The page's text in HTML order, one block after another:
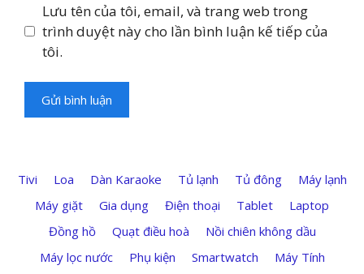
Lưu tên của tôi, email, và trang web trong
trình duyệt này cho lần bình luận kế tiếp của
tôi.
Tivi Loa Dàn Karaoke Tủ lạnh Tủ đông
Máy lạnh
Máy giặt
Gia dụng Điện thoại Tablet
Laptop
Đồng hồ
Quạt điều hoà
Nồi chiên không dầu
Máy lọc nước
Phụ kiện Smartwatch
Máy Tính